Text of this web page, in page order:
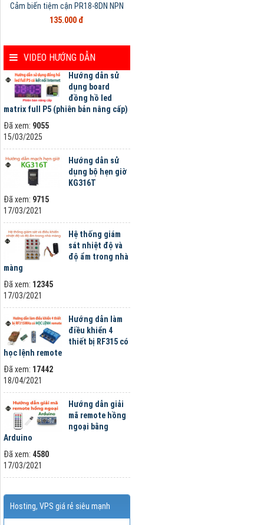
Cảm biến tiệm cận PR18-8DN NPN
135.000 đ
VIDEO HƯỚNG DẪN
Hướng dẫn sử
dụng board
đồng hồ led
matrix full P5 (phiên bản nâng cấp)
Đã xem: 9055
15/03/2025
Hướng dẫn sử
dụng bộ hẹn giờ
KG316T
Đã xem: 9715
17/03/2021
Hệ thống giám
sát nhiệt độ và
độ ẩm trong nhà
màng
Đã xem: 12345
17/03/2021
Hướng dẫn làm
điều khiển 4
thiết bị RF315 có
học lệnh remote
Đã xem: 17442
18/04/2021
Hướng dẫn giải
mã remote hồng
ngoại bằng
Arduino
Đã xem: 4580
17/03/2021
Hosting, VPS giá rẻ siêu mạnh